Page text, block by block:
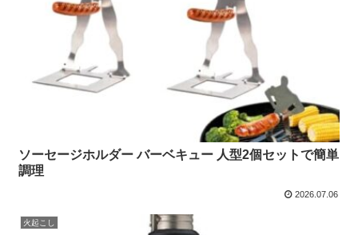
ソーセージホルダー バーベキュー 人型2個セットで簡単
調理
2026.07.06
火起こし